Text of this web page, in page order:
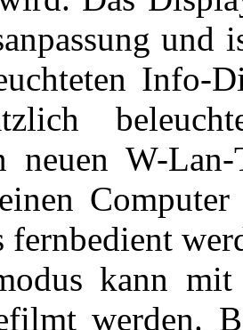
und
Info-
neuen W-
fernbedient
kann mit
werden.